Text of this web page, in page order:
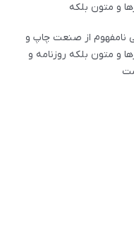
و متون بلکه
نامفهوم از صنعت چاپ و
و متون بلکه روزنامه و